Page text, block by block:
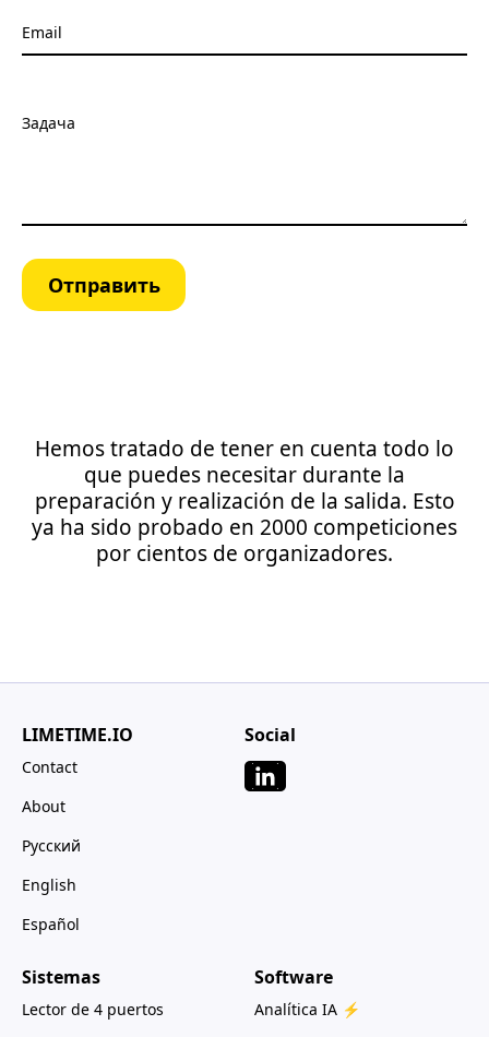
Email
Задача
Отправить
Hemos tratado de tener en cuenta todo lo
que puedes necesitar durante la
preparación y realización de la salida. Esto
ya ha sido probado en 2000 competiciones
por cientos de organizadores.
LIMETIME.IO
Contact
About
Social
Русский
English
Español
Sistemas
Lector de 4 puertos
Software
Analítica IA ⚡